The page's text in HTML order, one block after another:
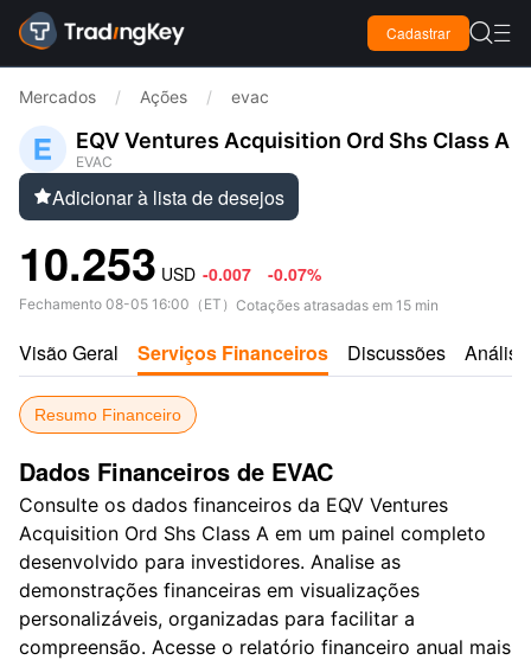
Cadastrar  
Mercados / Ações / evac
EQV Ventures Acquisition Ord Shs Class A
EVAC
Adicionar à lista de desejos
10.253 USD -0.007 -0.07%
Fechamento 08-05 16:00 （ ET ） Cotações atrasadas em 15 min
Visão Geral Serviços Financeiros Discussões
Resumo Financeiro
Dados Financeiros de EVAC
Consulte os dados financeiros da EQV Ventures
Acquisition Ord Shs Class A em um painel completo
desenvolvido para investidores. Analise as
demonstrações financeiras em visualizações
personalizáveis, organizadas para facilitar a
compreensão. Acesse o relatório financeiro anual mais